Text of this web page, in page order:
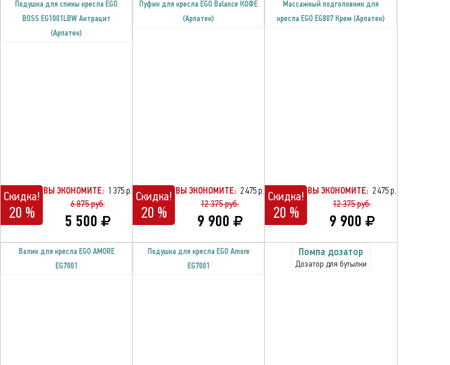
Подушка для спины кресла EGO
BOSS EG1001LBW Антрацит
(Арпатек)
Скидка!
20 %
ВЫ ЭКОНОМИТЕ: 1 375 р.
6 875 руб.
5 500
Пуфик для кресла EGO Balance КОФЕ
(Арпатек)
Скидка!
20 %
ВЫ ЭКОНОМИТЕ: 2 475 р.
12 375 руб.
9 900
Массажный подголовник для
кресла EGO EG807 Крем (Арпатек)
Скидка!
20 %
ВЫ ЭКОНОМИТЕ: 2 475 р.
12 375 руб.
9 900
Валик для кресла EGO AMORE
EG7001
Подушка для кресла EGO Amore
EG7001
Помпа дозатор
Дозатор для бутылки